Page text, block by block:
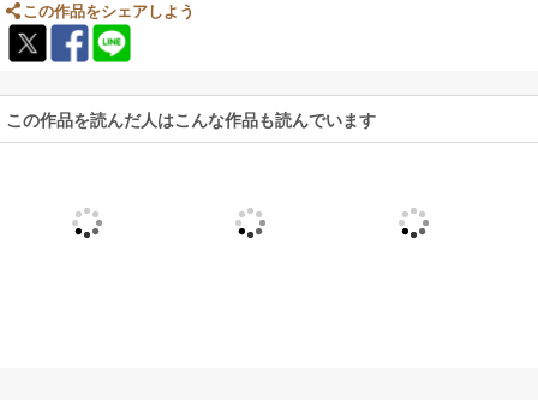
この作品をシェアしよう
この作品を読んだ人はこんな作品も読んでいます